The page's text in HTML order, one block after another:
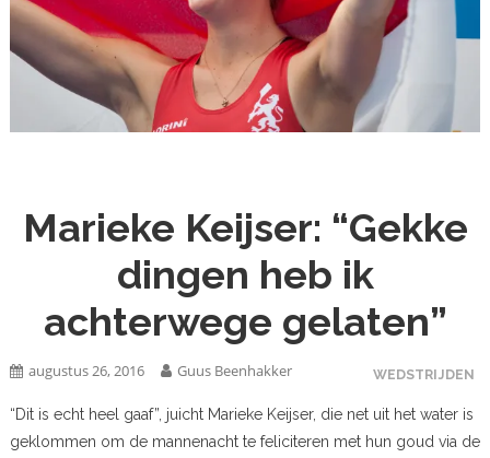
Marieke Keijser: “Gekke
dingen heb ik
achterwege gelaten”
WEDSTRIJDEN
augustus 26, 2016 Guus Beenhakker
“Dit is echt heel gaaf”, juicht Marieke Keijser, die net uit het water is
geklommen om de mannenacht te feliciteren met hun goud via de